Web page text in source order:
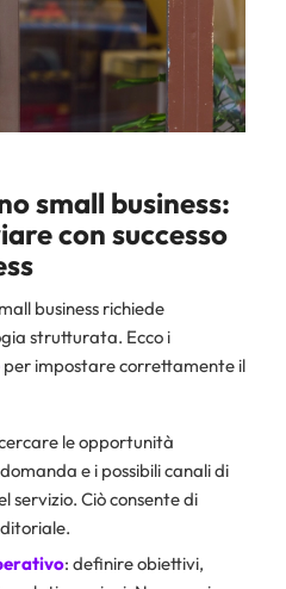
small business:
con successo
business richiede
strutturata. Ecco i
per impostare correttamente il
le opportunità
e i possibili canali di
servizio. Ciò consente di
: definire obiettivi,